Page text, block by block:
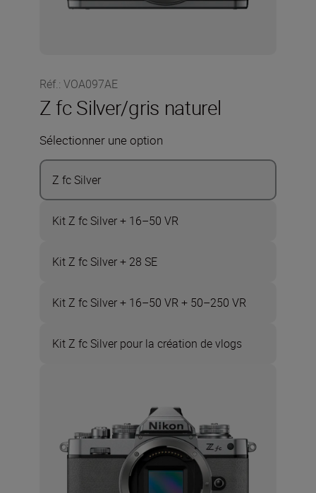
Réf.: VOA097AE
Z fc Silver/gris naturel
Sélectionner une option
Z fc Silver
Kit Z fc Silver + 16–50 VR
Kit Z fc Silver + 28 SE
Kit Z fc Silver + 16–50 VR + 50–250 VR
Kit Z fc Silver pour la création de vlogs